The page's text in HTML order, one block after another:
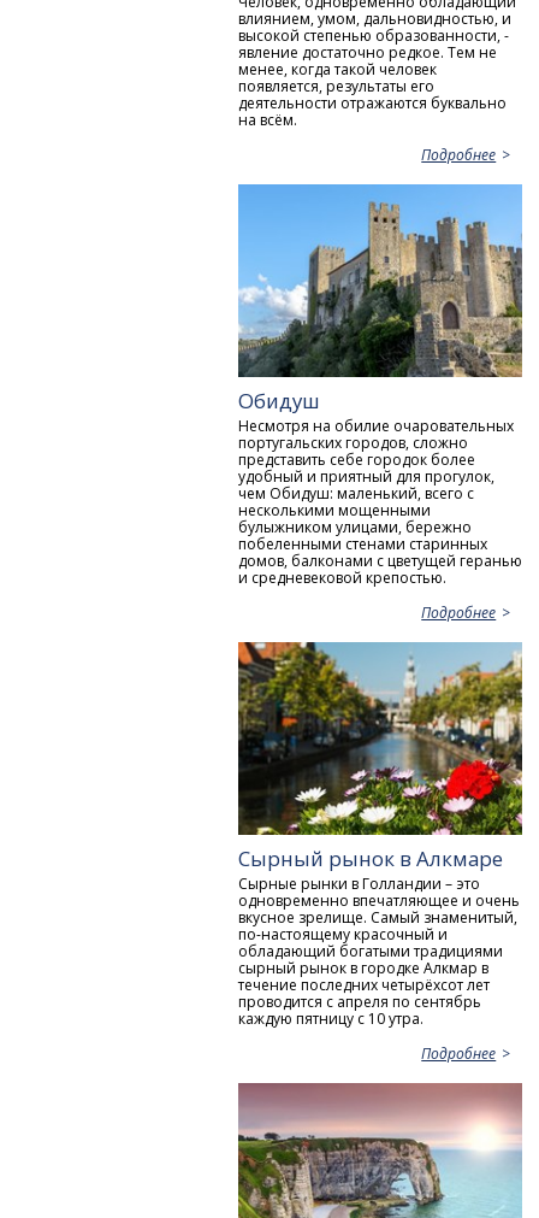
влиянием, умом, дальновидностью, и
высокой степенью образованности, -
явление достаточно редкое. Тем не
менее, когда такой человек
появляется, результаты его
деятельности отражаются буквально
на всём.
Подробнее
Обидуш
Несмотря на обилие очаровательных
португальских городов, сложно
представить себе городок более
удобный и приятный для прогулок,
чем Обидуш: маленький, всего с
несколькими мощенными
булыжником улицами, бережно
побеленными стенами старинных
домов, балконами с цветущей геранью
и средневековой крепостью.
Подробнее
Сырный рынок в Алкмаре
Сырные рынки в Голландии – это
одновременно впечатляющее и очень
вкусное зрелище. Самый знаменитый,
по-настоящему красочный и
обладающий богатыми традициями
сырный рынок в городке Алкмар в
течение последних четырёхсот лет
проводится с апреля по сентябрь
каждую пятницу с 10 утра.
Подробнее